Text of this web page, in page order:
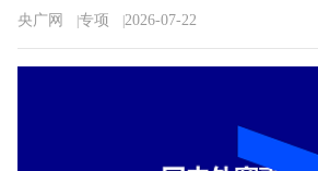
央广网 专项 2026-07-22